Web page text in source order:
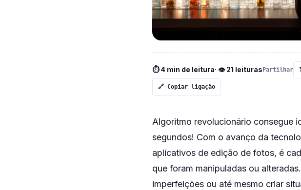
⏱ 4 min de leitura· 👁 21 leiturasPartilhar
🔗 Copiar ligação
Algoritmo revolucionário consegue
segundos! Com o avanço da
aplicativos de edição de fotos, é
que foram manipuladas ou
imperfeições ou até mesmo criar